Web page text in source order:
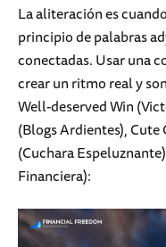
La aliteración es
principio de palabras
conectadas. Usar una
crear un ritmo real y
Well-deserved Win
(Blogs Ardientes), Cute
(Cuchara
Financiera):